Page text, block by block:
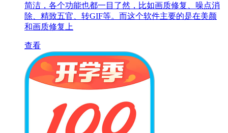
简洁，各个功能也都一目了然，比如画质修复、噪点消
除、精致五官、转GIF等。而这个软件主要的是在美颜
和画质修复上
查看